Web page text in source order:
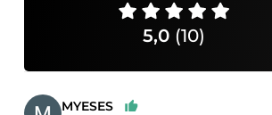
5,0 (10)
MYESES